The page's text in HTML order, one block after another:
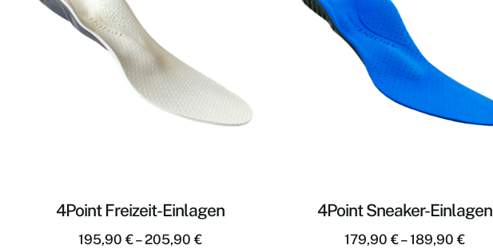
4Point Freizeit-Einlagen
195,90€– 205,90€
4Point Sneaker-Einlagen
179,90€–189,90€